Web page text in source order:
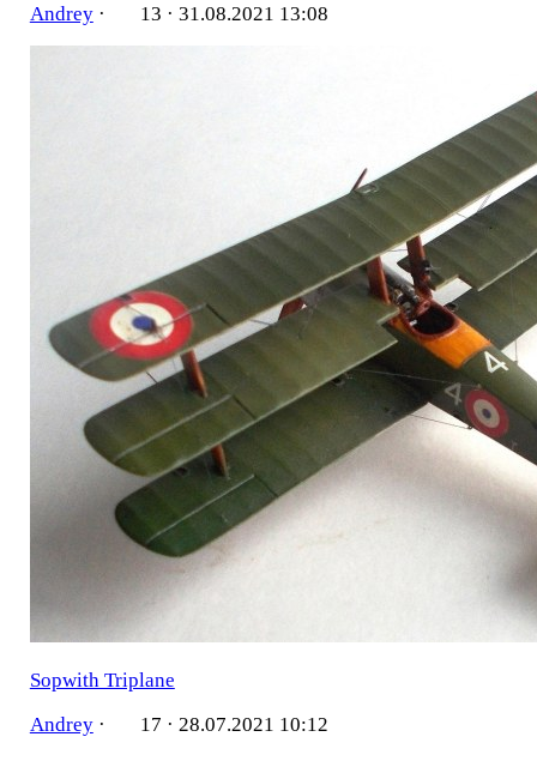
Andrey· 13 · 31.08.2021 13:08
Sopwith Triplane
Andrey· 17 · 28.07.2021 10:12